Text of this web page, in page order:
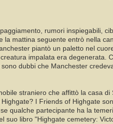
rumori inspiegabili,
mattina seguente entrò nella
piantò un paletto nel
impalata era degenerata.
dubbi che Manchester
straniero che affittò la casa di
I Friends of Highgate
qualche partecipante ha la
libro "Highgate cemetery: